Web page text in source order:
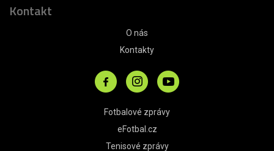
Kontakt
O nás
Kontakty
Fotbalové zprávy
eFotbal.cz
Tenisové zprávy